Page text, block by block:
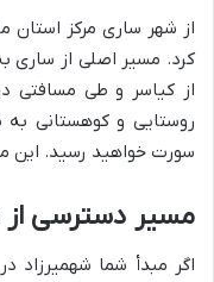
از شهر ساری مرکز
کرد. مسیر اصلی از ساری
روستایی و کوهستانی
سورت خواهید رسید. این
مسیر دسترسی از
اگر مبدأ شما شهمیرزاد